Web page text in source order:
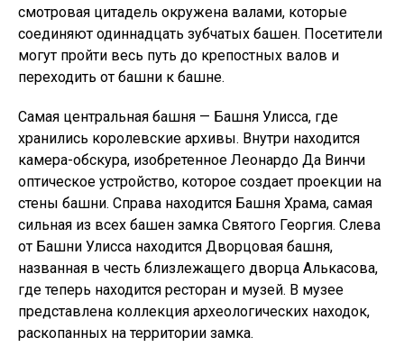
смотровая цитадель окружена валами, которые
соединяют одиннадцать зубчатых башен. Посетители
могут пройти весь путь до крепостных валов и
переходить от башни к башне.
Самая центральная башня — Башня Улисса, где
хранились королевские архивы. Внутри находится
камера-обскура, изобретенное Леонардо Да Винчи
оптическое устройство, которое создает проекции на
стены башни. Справа находится Башня Храма, самая
сильная из всех башен замка Святого Георгия. Слева
от Башни Улисса находится Дворцовая башня,
названная в честь близлежащего дворца Алькасова,
где теперь находится ресторан и музей. В музее
представлена ​​коллекция археологических находок,
раскопанных на территории замка.